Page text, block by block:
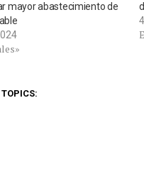
mayor abastecimiento de
TOPICS: